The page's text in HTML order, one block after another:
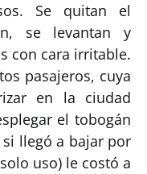
Se quitan el
se levantan y
con cara irritable.
pasajeros, cuya
en la ciudad
el tobogán
llegó a bajar por
uso) le costó a